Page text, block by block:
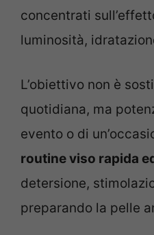
concentrati
luminosità,
L’obiettivo non è
quotidiana, ma
evento o di
routine viso rapida
detersione,
preparando la pelle